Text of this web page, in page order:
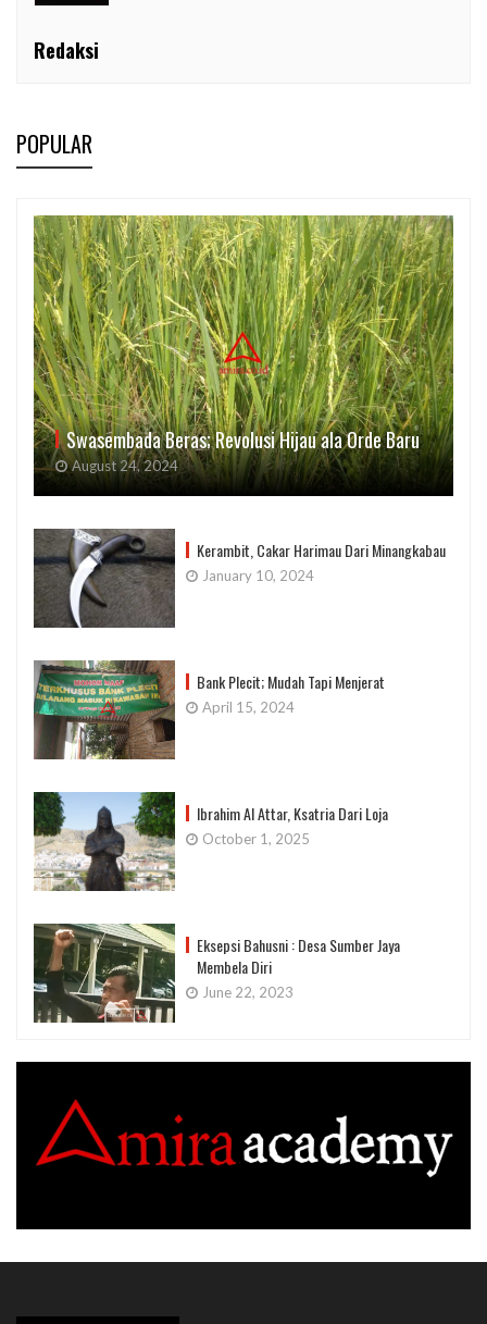
Redaksi
POPULAR
Swasembada Beras; Revolusi Hijau ala Orde Baru
August 24, 2024
Kerambit, Cakar Harimau Dari Minangkabau
January 10, 2024
Bank Plecit; Mudah Tapi Menjerat
April 15, 2024
Ibrahim Al Attar, Ksatria Dari Loja
October 1, 2025
Eksepsi Bahusni : Desa Sumber Jaya
Membela Diri
June 22, 2023